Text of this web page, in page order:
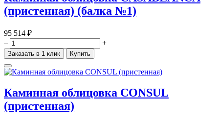
(пристенная) (балка №1)
95 514 ₽
–
+
Заказать в 1 клик Купить
Каминная облицовка CONSUL
(пристенная)